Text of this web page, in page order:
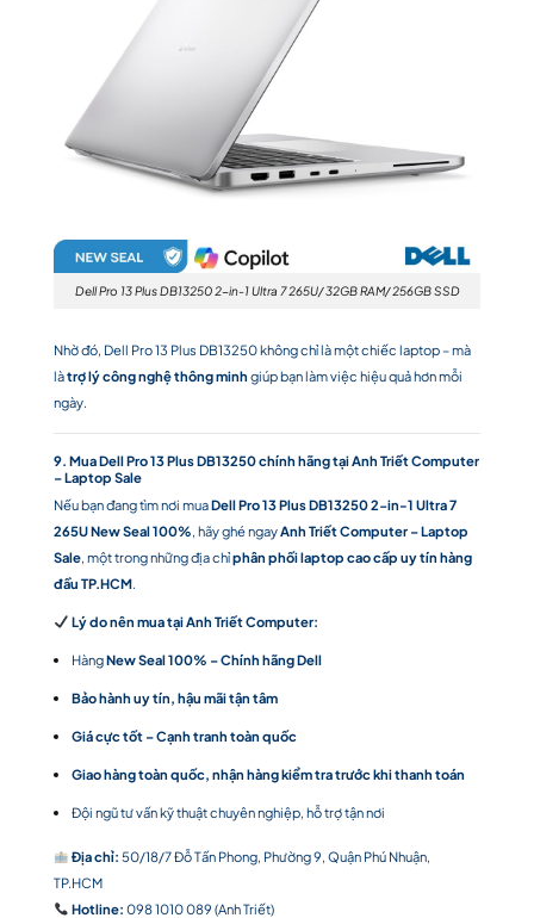
Dell Pro 13 Plus DB13250 2-in-1 Ultra 7 265U/ 32GB RAM/ 256GB SSD
Nhờ đó, Dell Pro 13 Plus DB13250 không chỉ là một chiếc laptop – mà
làtrợ lý công nghệ thông minh giúp bạn làm việc hiệu quả hơn mỗi
ngày.
9. Mua Dell Pro 13 Plus DB13250 chính hãng tại Anh Triết Computer
– Laptop Sale
Nếu bạn đang tìm nơi muaDell Pro 13 Plus DB13250 2-in-1 Ultra 7
265U New Seal 100%, hãy ghé ngayAnh Triết Computer – Laptop
Sale, một trong những địa chỉphân phối laptop cao cấp uy tín hàng
đầu TP.HCM.
Lý do nên mua tại Anh Triết Computer:
HàngNew Seal 100% – Chính hãng Dell
Bảo hành uy tín, hậu mãi tận tâm
Giá cực tốt – Cạnh tranh toàn quốc
Giao hàng toàn quốc, nhận hàng kiểm tra trước khi thanh toán
Đội ngũ tư vấn kỹ thuật chuyên nghiệp, hỗ trợ tận nơi
Địa chỉ: 50/18/7 Đỗ Tấn Phong, Phường 9, Quận Phú Nhuận,
TP.HCM
Hotline: 098 1010 089 (Anh Triết)